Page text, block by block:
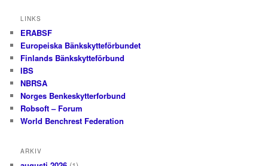
LINKS
ERABSF
Europeiska Bänkskytteförbundet
Finlands Bänkskytteförbund
IBS
NBRSA
Norges Benkeskytterforbund
Robsoft – Forum
World Benchrest Federation
ARKIV